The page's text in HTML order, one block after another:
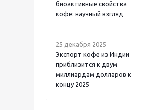
биоактивные свойства
кофе: научный взгляд
25 декабря 2025
Экспорт кофе из Индии
приблизится к двум
миллиардам долларов к
концу 2025